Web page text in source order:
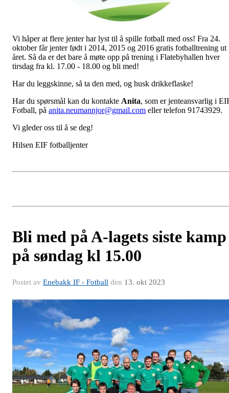
Vi håper at flere jenter har lyst til å spille fotball med oss! Fra 24.
oktober får jenter født i 2014, 2015 og 2016 gratis fotballtrening ut
året. Så da er det bare å møte opp på trening i Flatebyhallen hver
tirsdag fra kl. 17.00 - 18.00 og bli med!
Har du leggskinne, så ta den med, og husk drikkeflaske!
Har du spørsmål kan du kontakte Anita, som er jenteansvarlig i
Fotball, på anita.neumannjor@gmail.com eller telefon 91743929.
Vi gleder oss til å se deg!
Hilsen EIF fotballjenter
Bli med på A-lagets siste kamp
på søndag kl 15.00
Postet av Enebakk IF - Fotball den 13. okt 2023